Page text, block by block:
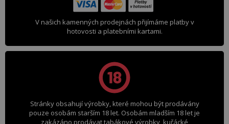
V našich kamenných prodejnách přijímáme platby v
hotovosti a platebními kartami.
Stránky obsahují výrobky, které mohou být prodávány
pouze osobám starším 18 let. Osobám mladším 18 let je
zakázáno prodávat tabákové výrobky, kuřácké